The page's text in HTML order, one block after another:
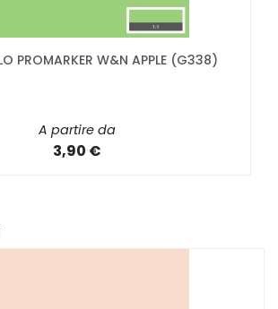
PROMARKER W&N APPLE (G338)
A partire da
3,90 €